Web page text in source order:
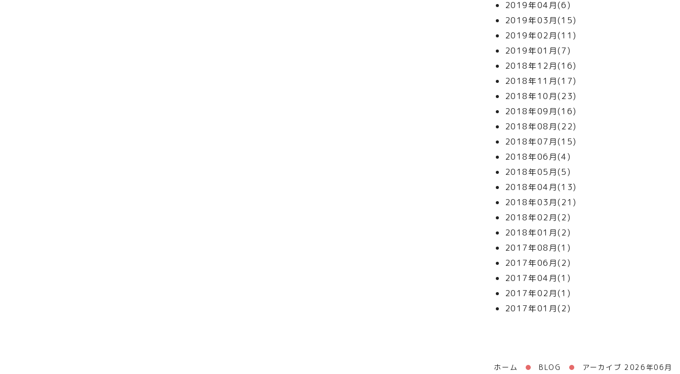
2019年04月(6)
2019年03月(15)
2019年02月(11)
2019年01月(7)
2018年12月(16)
2018年11月(17)
2018年10月(23)
2018年09月(16)
2018年08月(22)
2018年07月(15)
2018年06月(4)
2018年05月(5)
2018年04月(13)
2018年03月(21)
2018年02月(2)
2018年01月(2)
2017年08月(1)
2017年06月(2)
2017年04月(1)
2017年02月(1)
2017年01月(2)
ホーム BLOG アーカイブ 2026年06月